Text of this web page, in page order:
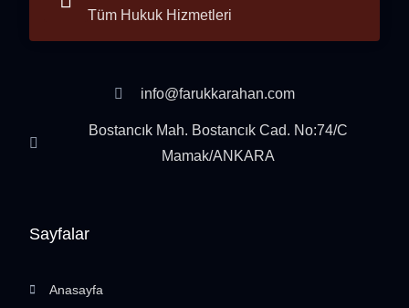
Sayfalar
Anasayfa
Tüm Hukuk Hizmetleri
info@farukkarahan.com
Bostancık Mah. Bostancık Cad. No:74/C
Mamak/ANKARA